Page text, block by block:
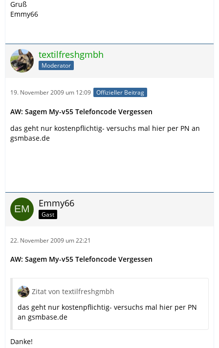
Gruß
Emmy66
textilfreshgmbh
Moderator
19. November 2009 um 12:09 Offizieller Beitrag
AW: Sagem My-v55 Telefoncode Vergessen
das geht nur kostenpflichtig- versuchs mal hier per PN an
gsmbase.de
Emmy66
Gast
22. November 2009 um 22:21
AW: Sagem My-v55 Telefoncode Vergessen
Zitat von textilfreshgmbh
das geht nur kostenpflichtig- versuchs mal hier per PN
an gsmbase.de
Danke!